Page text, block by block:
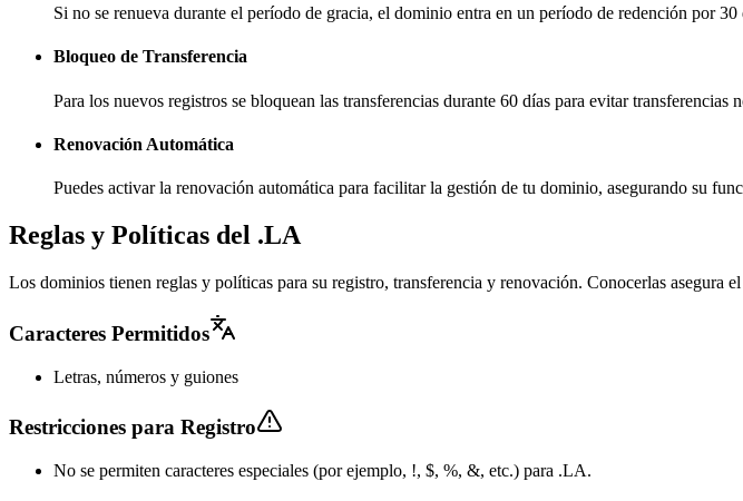
Si no se renueva durante el período de gracia, el dominio entra en un período de redención por 30
Bloqueo de Transferencia
Para los nuevos registros se bloquean las transferencias durante 60 días para evitar transferencias
Renovación Automática
Puedes activar la renovación automática para facilitar la gestión de tu dominio, asegurando su
Reglas y Políticas del .LA
Los dominios tienen reglas y políticas para su registro, transferencia y renovación. Conocerlas
Caracteres Permitidos
Letras, números y guiones
Restricciones para Registro
No se permiten caracteres especiales (por ejemplo, !, $, %, &, etc.) para .LA.